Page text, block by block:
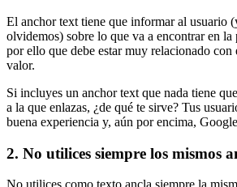
El anchor text tiene que informar al usuario
olvidemos) sobre lo que va a encontrar en la
por ello que debe estar muy relacionado
valor.
Si incluyes un anchor text que nada tiene
a la que enlazas, ¿de qué te sirve? Tus
buena experiencia y, aún por encima,
2. No utilices siempre los mismos